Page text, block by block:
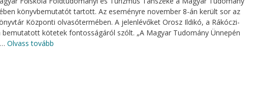
könyvbemutatót tartott. Az eseményre november 8-án került sor az
Központi olvasótermében. A jelenlévőket Orosz Ildikó, a Rákóczi-
kötetek fontosságáról szólt. „A Magyar Tudomány Ünnepén
Olvass tovább